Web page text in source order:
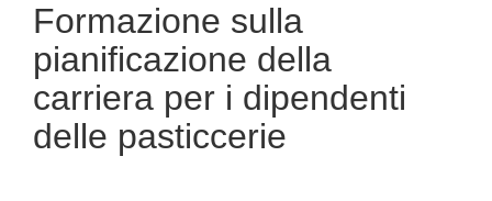
Formazione sulla
pianificazione della
carriera per i dipendenti
delle pasticcerie